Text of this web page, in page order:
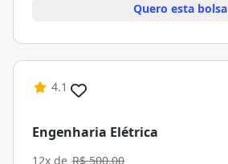
Quero esta bolsa
4.1
Engenharia Elétrica
12x de R$ 500,00